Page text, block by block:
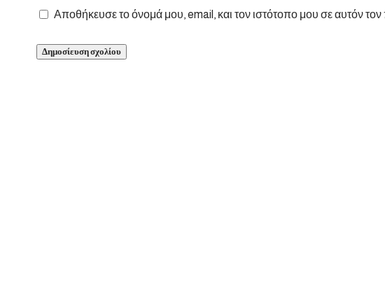
Αποθήκευσε το όνομά μου, email, και τον ιστότοπο μου σε αυτόν